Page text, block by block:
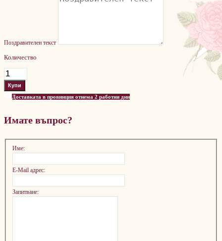
Поздравителен текст
Количество
Доставката в провинция отнема 2 работни дни
Имате въпрос?
Име:
E-Mail адрес:
Запитване: